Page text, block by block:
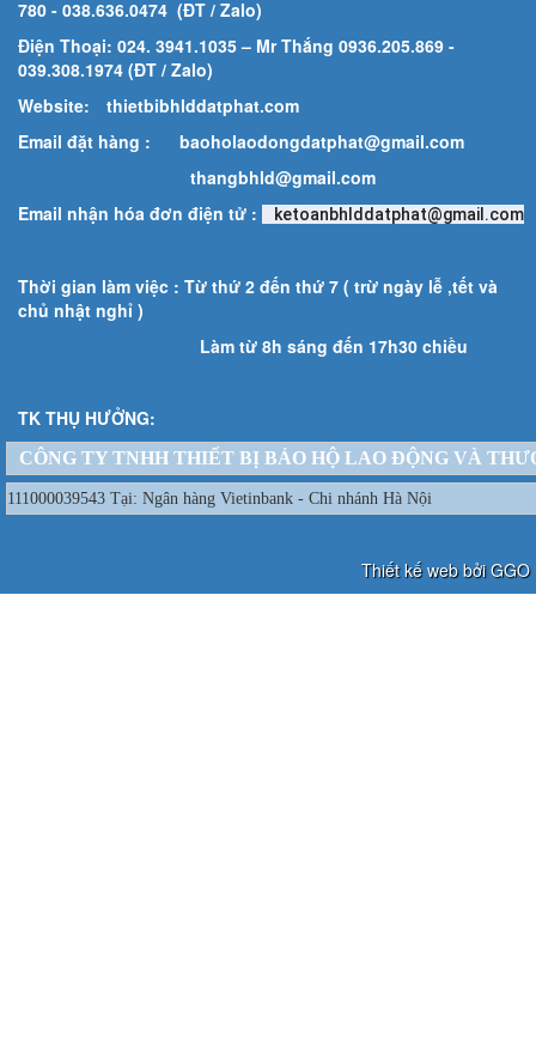
780 - 038.636.0474 (ĐT / Zalo)
Điện Thoại: 024. 3941.1035 – Mr Thắng 0936.205.869 -
039.308.1974 (ĐT / Zalo)
Website:
thietbibhlddatphat.com
Email đặt hàng : baoholaodongdatphat@gmail.com
thangbhld@gmail.com
Email nhận hóa đơn điện tử :
ketoanbhlddatphat@gmail.com
Thời gian làm việc : Từ thứ 2 đến thứ 7 ( trừ ngày lễ ,tết và
chủ nhật nghỉ )
Làm từ 8h sáng đến 17h30 chiều
TK THỤ HƯỞNG:
CÔNG TY TNHH THIẾT BỊ BẢO HỘ LAO ĐỘNG VÀ
111000039543 Tại: Ngân hàng Vietinbank - Chi nhánh Hà Nội
Thiết kế web bởi GGO